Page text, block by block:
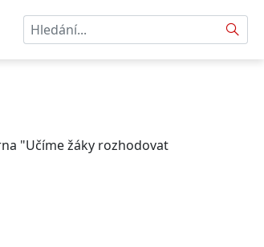
Hledat
"Učíme žáky rozhodovat